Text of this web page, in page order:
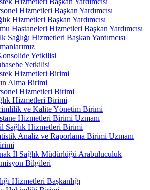
Hizmetleri Başkan Yardımcısı
Hizmetleri Başkan Yardımcısı
Hastaneleri Hizmetleri Başkan Yardımcısı
Sağlığı Hizmetleri Başkan Yardımcısı
Yetkilisi
Yetkilisi
Hizmetleri Birimi
Alma Birimi
Hizmetleri Birimi
Hizmetleri Birimi
ve Kalite Yönetim Birimi
Hizmetleri Birimi Uzmanı
Sağlık Hizmetleri Birimi
Analiz ve Raporlama Birimi Uzmanı
İl Sağlık Müdürlüğü Arabuluculuk
Bilgileri
Hizmetleri Başkanlığı